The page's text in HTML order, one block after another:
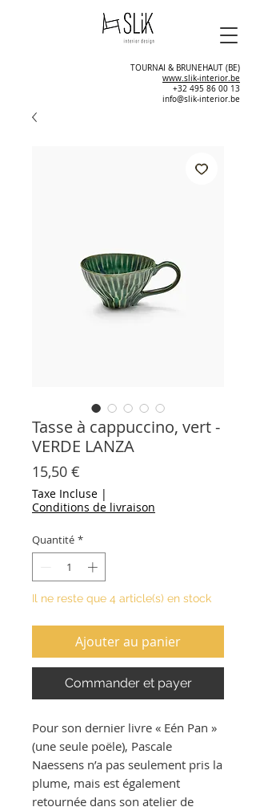
TOURNAI & BRUNEHAUT (BE)
www.slik-interior.be
+32 495 86 00 13
info@slik-interior.be
Tasse à cappuccino, vert -
VERDE LANZA
15,50 €
Taxe Incluse |
Conditions de livraison
Quantité *
Il ne reste que 4 article(s) en stock
Ajouter au panier
Commander et payer
Pour son dernier livre « Eén Pan »
(une seule poële), Pascale
Naessens n’a pas seulement pris la
plume, mais est également
retournée dans son atelier de